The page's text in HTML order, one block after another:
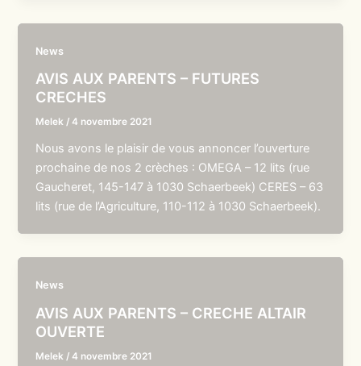
News
AVIS AUX PARENTS – FUTURES
CRECHES
Melek /4 novembre 2021
Nous avons le plaisir de vous annoncer l’ouverture
prochaine de nos 2 crèches : OMEGA – 12 lits (rue
Gaucheret, 145-147 à 1030 Schaerbeek) CERES – 63
lits (rue de l’Agriculture, 110-112 à 1030 Schaerbeek).
News
AVIS AUX PARENTS – CRECHE ALTAIR
OUVERTE
Melek /4 novembre 2021